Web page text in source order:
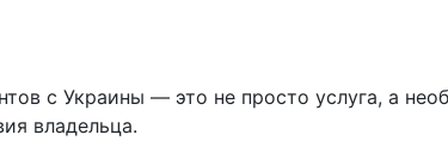
с Украины — это не просто услуга, а
владельца.